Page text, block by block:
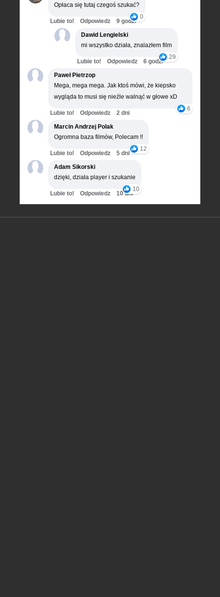
Opłaca się tutaj czegoś szukać?
0
Lubie to! Odpowiedz
9 godz.
Dawid Lengielski
mi wszystko działa, znalazłem film
29
Lubie to! Odpowiedz
6 godz.
Paweł Pietrzop
Mega, mega mega. Jak ktoś mówi, że kiepsko
wygląda to musi się nieźle walnąć w głowe xD
6
Lubie to! Odpowiedz
2 dni
Marcin Andrzej Polak
Ogromna baza filmów, Polecam !!
12
Lubie to! Odpowiedz
5 dni
Adam Sikorski
dzięki, działa player i szukanie
10
Lubie to! Odpowiedz 10 dni